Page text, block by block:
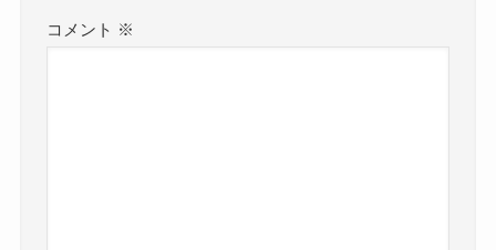
コメント ※